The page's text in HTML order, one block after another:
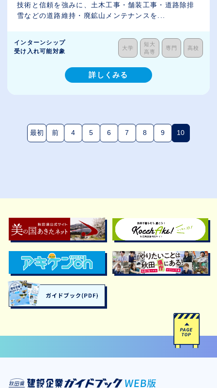
技術と信頼を強みに、土木工事・舗装工事・道路除排
雪などの道路維持・廃鉱山メンテナンスを...
インターンシップ
受け入れ可能対象
大学
短大
高専
専門 高校
詳しくみる
最初 前 4 5 6 7 8 9 10(現在のペ